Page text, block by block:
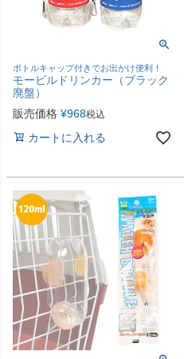
ボトルキャップ付きでお出かけ便利！
モービルドリンカー（ブラック
廃盤）
販売価格 ¥968税込
カートに入れる